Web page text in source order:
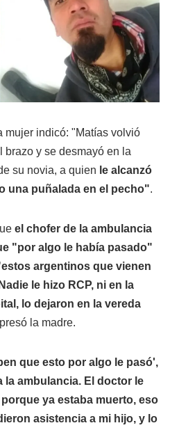
mujer indicó: "Matías volvió
y se desmayó en la
su novia, a quien le alcanzó
una puñalada en el pecho".
el chofer de la ambulancia
"por algo le había pasado"
argentinos que vienen
le hizo RCP, ni en la
lo dejaron en la vereda
la madre.
que esto por algo le pasó',
la ambulancia. El doctor le
ya estaba muerto, eso
asistencia a mi hijo, y lo